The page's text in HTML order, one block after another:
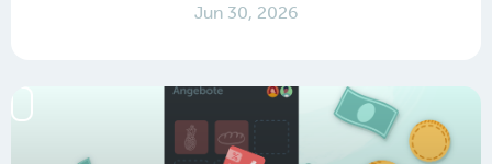
Jun 30, 2026